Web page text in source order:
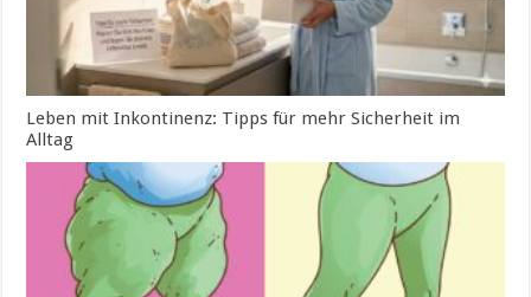
Leben mit Inkontinenz: Tipps für mehr Sicherheit im
Alltag